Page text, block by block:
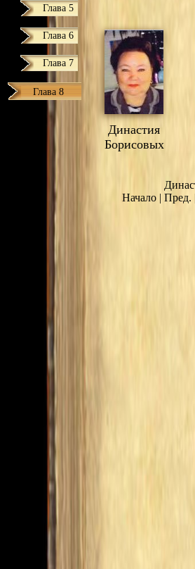
Глава 5
Глава 6
Глава 7
Глава 8
Династия
Борисовых
Начало | Пред. |